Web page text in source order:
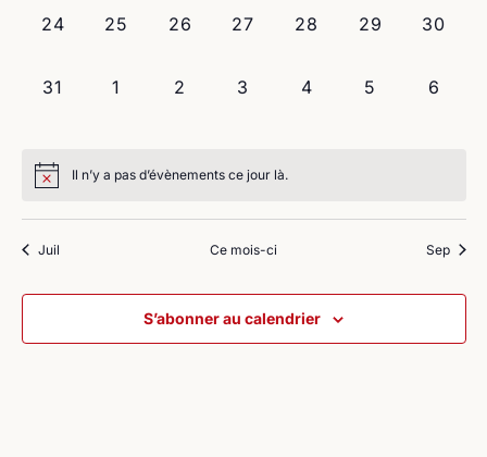
0
24
0
25
0
26
0
27
0
28
0
29
0
30
0
31
0
1
0
2
0
3
0
4
0
5
0
6
Il n’y a pas d’évènements ce jour là.
Juil Ce mois-ci Sep
S’abonner au calendrier